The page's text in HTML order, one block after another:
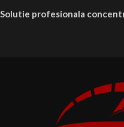
Solutie profesionala